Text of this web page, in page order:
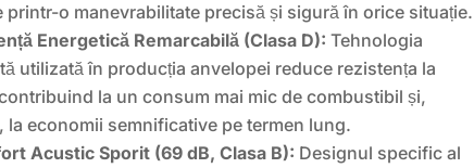
printr-o manevrabilitate precisă și sigură în orice situație.
Energetică Remarcabilă (Clasa D): Tehnologia
utilizată în producția anvelopei reduce rezistența la
la un consum mai mic de combustibil și,
la economii semnificative pe termen lung.
Acustic Sporit (69 dB, Clasa B): Designul specific al